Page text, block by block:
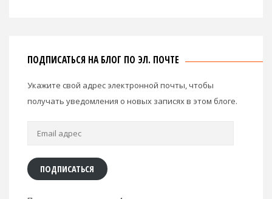
ПОДПИСАТЬСЯ НА БЛОГ ПО ЭЛ. ПОЧТЕ
Укажите свой адрес электронной почты, чтобы
получать уведомления о новых записях в этом блоге.
Email
ПОДПИСАТЬСЯ